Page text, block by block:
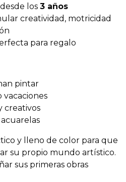
los 3 años
creatividad, motricidad
para regalo
pintar
vacaciones
creativos
acuarelas
y lleno de color para que
su propio mundo artístico.
sus primeras obras